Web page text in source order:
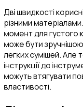
Дві швидкості
різними
момент для густого
може бути зручнішою
легких сумішей. Але
інструкції до
можуть втягувати
властивості.